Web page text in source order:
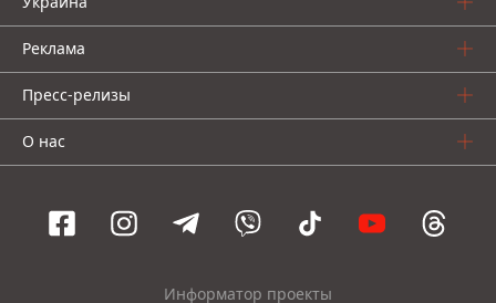
Реклама
Пресс-релизы
О нас
Информатор проекты